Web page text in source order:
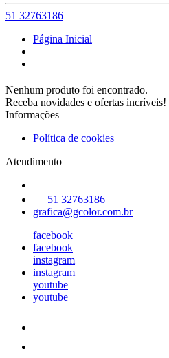
51 32763186
Página Inicial
Nenhum produto foi encontrado.
Receba novidades e ofertas incríveis!
Informações
Política de cookies
Atendimento
51 32763186
grafica@gcolor.com.br
facebook
facebook
instagram
instagram
youtube
youtube